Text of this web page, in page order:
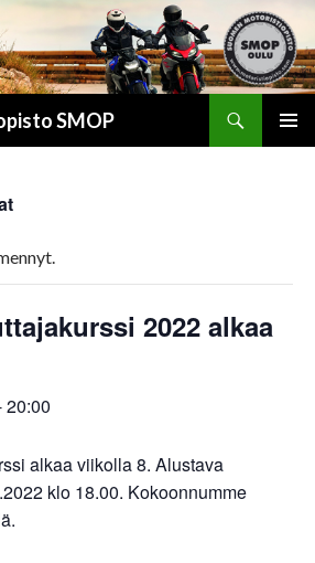
SMOP
2022 alkaa
20:00
alkaa viikolla 8. Alustava
klo 18.00. Kokoonnumme